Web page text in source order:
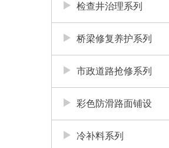
检查井治理系列
桥梁修复养护系列
市政道路抢修系列
彩色防滑路面铺设
冷补料系列